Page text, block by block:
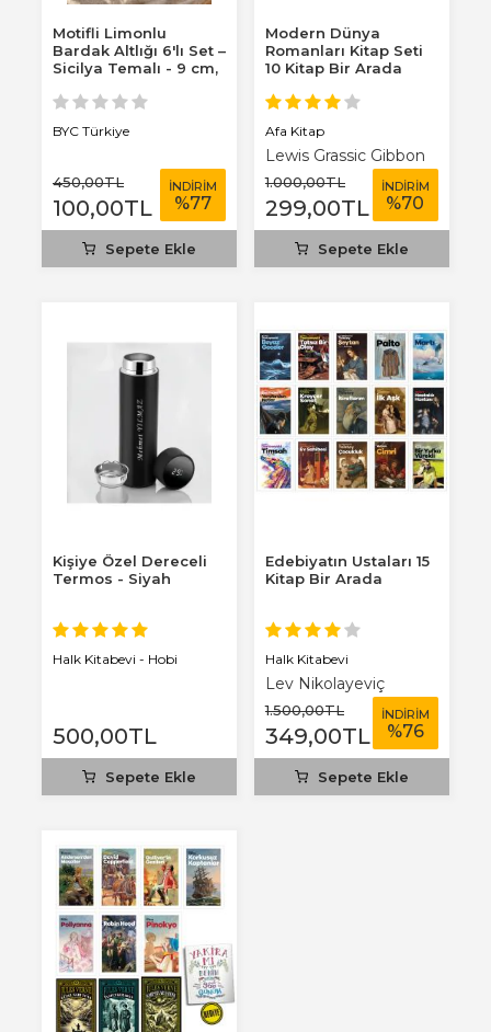
Motifli Limonlu
Bardak Altlığı 6'lı Set –
Sicilya Temalı - 9 cm,
BYC Türkiye
450,00TL
100,00TL
İNDİRİM
%77
Sepete Ekle
Modern Dünya
Romanları Kitap Seti
10 Kitap Bir Arada
Afa Kitap
Lewis Grassic Gibbon
1.000,00TL
299,00TL
İNDİRİM
%70
Sepete Ekle
Kişiye Özel Dereceli
Termos - Siyah
Halk Kitabevi - Hobi
500,00TL
Sepete Ekle
Edebiyatın Ustaları 15
Kitap Bir Arada
Halk Kitabevi
Lev Nikolayeviç
Tolstoy
1.500,00TL
349,00TL
İNDİRİM
%76
Sepete Ekle